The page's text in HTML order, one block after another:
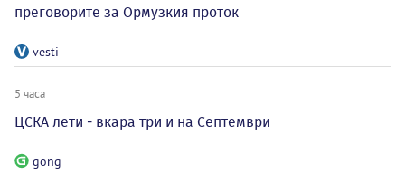
преговорите за Ормузкия проток
vesti
5 часа
ЦСКА лети - вкара три и на Септември
gong